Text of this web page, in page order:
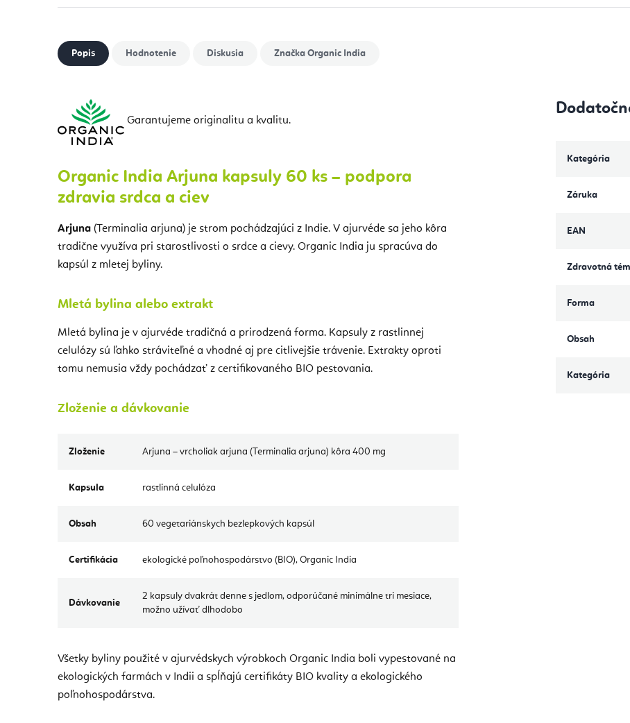
Popis Hodnotenie Diskusia Značka Organic India
Garantujeme originalitu a kvalitu.
Organic India Arjuna kapsuly 60 ks – podpora
zdravia srdca a ciev
Arjuna (Terminalia arjuna) je strom pochádzajúci z Indie. V ajurvéde sa jeho kôra
tradične využíva pri starostlivosti o srdce a cievy. Organic India ju spracúva do
kapsúl z mletej byliny.
Mletá bylina alebo extrakt
Mletá bylina je v ajurvéde tradičná a prirodzená forma. Kapsuly z rastlinnej
celulózy sú ľahko stráviteľné a vhodné aj pre citlivejšie trávenie. Extrakty oproti
tomu nemusia vždy pochádzať z certifikovaného BIO pestovania.
Zloženie a dávkovanie
Zloženie Arjuna – vrcholiak arjuna (Terminalia arjuna) kôra 400 mg
Kapsula rastlinná celulóza
Obsah 60 vegetariánskych bezlepkových kapsúl
Certifikácia ekologické poľnohospodárstvo (BIO), Organic India
Dávkovanie
2 kapsuly dvakrát denne s jedlom, odporúčané minimálne tri mesiace,
možno užívať dlhodobo
Všetky byliny použité v ajurvédskych výrobkoch Organic India boli vypestované na
ekologických farmách v Indii a spĺňajú certifikáty BIO kvality a ekologického
poľnohospodárstva.
Kategória
Záruka
EAN
Zdravotná
Forma
Obsah
Kategória